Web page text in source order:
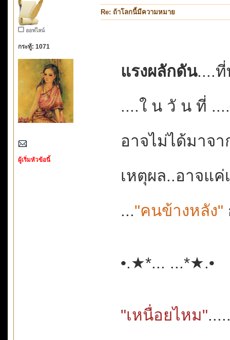
ออฟไลน์
กระทู้: 1071
ผู้เริ่มหัวข้อนี้
Re: ถ้าโลกนี้มีความหมาย
แรงผลักดัน....ที่
....ใ น วั น ที่
อาจไม่ได้มาจ
เหตุผล..อาจแค่
..."คนข้างหลัง"
•.★*...
"เหนื่อยไหม"